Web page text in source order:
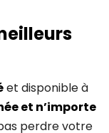
et disponible à
et n’importe
perdre votre